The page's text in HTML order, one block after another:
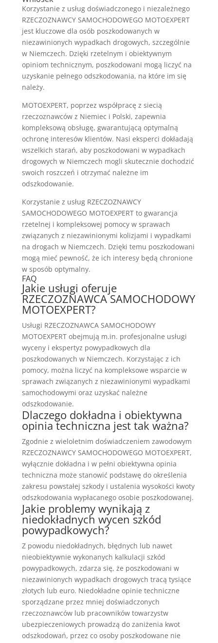
Korzystanie z usług doświadczonego i niezależnego
RZECZOZNAWCY SAMOCHODOWEGO MOTOEXPERT
jest kluczowe dla osób poszkodowanych w
niezawinionych wypadkach drogowych, szczególnie
w Niemczech. Dzięki rzetelnym i obiektywnym
opiniom technicznym, poszkodowani mogą liczyć na
uzyskanie pełnego odszkodowania, na które im się
należy.
MOTOEXPERT, poprzez współpracę z siecią
rzeczoznawców z Niemiec i Polski, zapewnia
kompleksową obsługę, gwarantującą optymalną
ochronę interesów klientów. Nasi eksperci dokładają
wszelkich starań, aby poszkodowani w wypadkach
drogowych w Niemczech mogli skutecznie dochodzić
swoich roszczeń i otrzymać należne im
odszkodowanie.
Korzystanie z usług RZECZOZNAWCY
SAMOCHODOWEGO MOTOEXPERT to gwarancja
rzetelnej i kompleksowej pomocy w sprawach
związanych z niezawinionymi kolizjami i wypadkami
na drogach w Niemczech. Dzięki temu poszkodowani
mogą mieć pewność, że ich interesy będą chronione
w sposób optymalny.
FAQ
Jakie usługi oferuje
RZECZOZNAWCA SAMOCHODOWY
MOTOEXPERT?
Usługi RZECZOZNAWCA SAMOCHODOWY
MOTOEXPERT obejmują m.in. profesjonalne usługi
wyceny i ekspertyz powypadkowych dla
poszkodowanych w Niemczech. Korzystając z ich
pomocy, można liczyć na kompleksowe wsparcie w
sprawach związanych z niezawinionymi wypadkami
samochodowymi oraz uzyskać należne
odszkodowanie.
Dlaczego dokładna i obiektywna
opinia techniczna jest tak ważna?
Zgodnie z wieloletnim doświadczeniem zawodowym
RZECZOZNAWCY SAMOCHODOWEGO MOTOEXPERT,
wyłącznie dokładna i w pełni obiektywna opinia
techniczna może stanowić podstawę do określenia
zakresu powstałej szkody i ustalenia wysokości kwoty
odszkodowania wypłacanego osobie poszkodowanej.
Jakie problemy wynikają z
niedokładnych wycen szkód
powypadkowych?
Z powodu niedokładnych, błędnych lub nawet
nieobiektywnie wykonanych kalkulacji szkód
powypadkowych, zdarza się, że poszkodowani w
niezawinionych wypadkach drogowych tracą tysiące
złotych lub euro. Niedokładne opinie techniczne
sporządzane przez mniej doświadczonych
rzeczoznawców lub pracowników towarzystw
ubezpieczeniowych prowadzą do zaniżenia kwot
odszkodowań, przez co osoby poszkodowane nie